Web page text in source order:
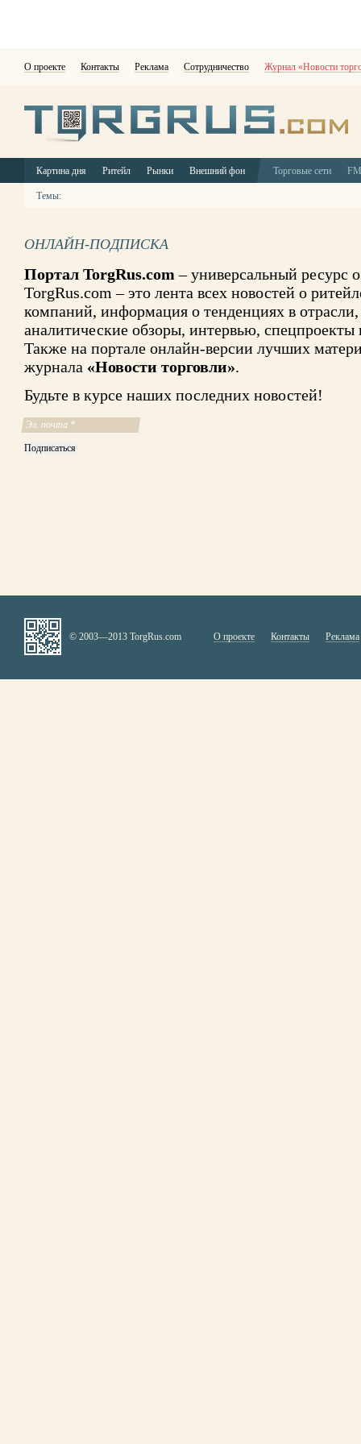
О проекте Контакты Реклама Сотрудничество Журнал «Новости
Картина дня Ритейл Рынки Внешний фон Торговые сети
Темы:
ОНЛАЙН-ПОДПИСКА
Портал TorgRus.com – универсальный ресурс
TorgRus.com – это лента всех новостей о
компаний, информация о тенденциях в
аналитические обзоры, интервью,
Также на портале онлайн-версии лучших
журнала «Новости торговли».
Будьте в курсе наших последних новостей!
© 2003—2013 TorgRus.com О проекте Контакты Реклама